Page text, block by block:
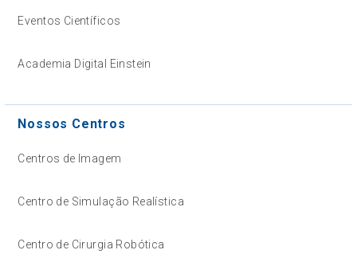
Eventos Científicos
Academia Digital Einstein
Nossos Centros
Centros de Imagem
Centro de Simulação Realística
Centro de Cirurgia Robótica